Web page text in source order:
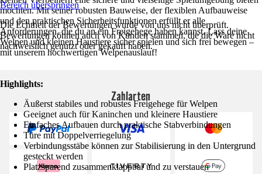
möchten. Mit seiner robusten Bauweise, der flexiblen Aufbauweise
und den praktischen Sicherheitsfunktionen erfüllt er alle
Anforderungen, die du an ein Freigehege haben kannst. Lass deine
Welpen und kleinen Haustiere sicher spielen und sich frei bewegen –
mit unserem hochwertigen Welpenauslauf!
Highlights:
Äußerst stabiles und robustes Freigehege für Welpen
Geeignet auch für Kaninchen und kleinere Haustiere
Einfaches Aufbauen durch praktische Stabverbindungen
Türe mit Doppelverriegelung
Verbindungsstäbe können zur Stabilisierung in den Untergrund
gesteckt werden
Platzsparend zusammenklappbar und zu verstauen
Bereich überspringen
Die Echtheit der Bewertungen wurde von uns nicht überprüft.
Bewertungen können auch von Kunden stammen, die die Ware nicht
nachweislich genutzt oder gekauft haben.
Zahlarten